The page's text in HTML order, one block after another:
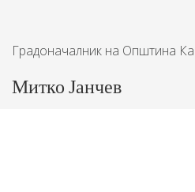
Градоначалник на Општина
Митко Јанчев